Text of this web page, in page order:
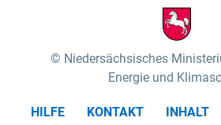
Niedersächsisches
Energie und
HILFE KONTAKT INHALT